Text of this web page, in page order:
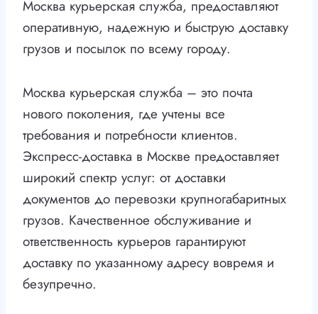
Москва курьерская служба, предоставляют
оперативную, надежную и быструю доставку
грузов и посылок по всему городу.
Москва курьерская служба – это почта
нового поколения, где учтены все
требования и потребности клиентов.
Экспресс-доставка в Москве предоставляет
широкий спектр услуг: от доставки
документов до перевозки крупногабаритных
грузов. Качественное обслуживание и
ответственность курьеров гарантируют
доставку по указанному адресу вовремя и
безупречно.